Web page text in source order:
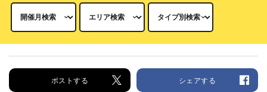
ポストする シェアする